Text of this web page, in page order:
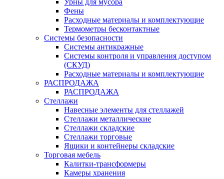
Урны для мусора
Фены
Расходные материалы и комплектующие
Термометры бесконтактные
Системы безопасности
Системы антикражные
Системы контроля и управления доступом
(СКУД)
Расходные материалы и комплектующие
РАСПРОДАЖА
РАСПРОДАЖА
Стеллажи
Навесные элементы для стеллажей
Стеллажи металлические
Стеллажи складские
Стеллажи торговые
Ящики и контейнеры складские
Торговая мебель
Калитки-трансформеры
Камеры хранения